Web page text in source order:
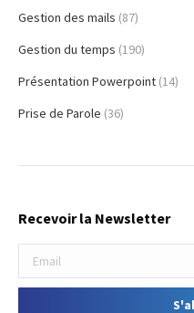
Gestion des mails (87)
Gestion du temps (190)
Présentation Powerpoint (14)
Prise de Parole (36)
Recevoir la Newsletter